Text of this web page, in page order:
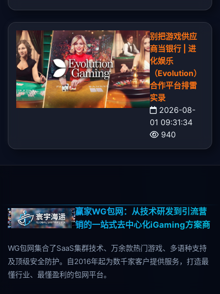
别把游戏供应
商当银行 | 进
化娱乐
（Evolution）
合作平台排雷
实录
2026-08-
01 09:31:34
940
赢家WG包网：从技术研发到引流营
销的一站式去中心化iGaming方案商
WG包网集合了SaaS集群技术、万余款热门游戏、多语种支持
及顶级安全防护。自2016年起为数千家客户提供服务，打造最
懂行业、最懂盈利的包网平台。